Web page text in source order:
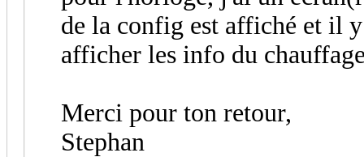
de la config est affiché et il
afficher les info du
Merci pour ton retour,
Stephan